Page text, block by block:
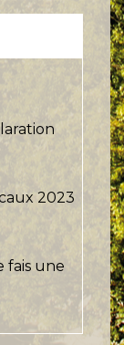
2023
fais une